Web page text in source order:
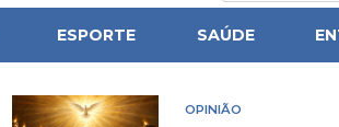
ESPORTE SAÚDE
OPINIÃO